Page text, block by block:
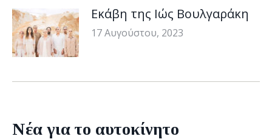
Εκάβη της Ιώς Βουλγαράκη
17 Αυγούστου, 2023
Νέα για το αυτοκίνητο